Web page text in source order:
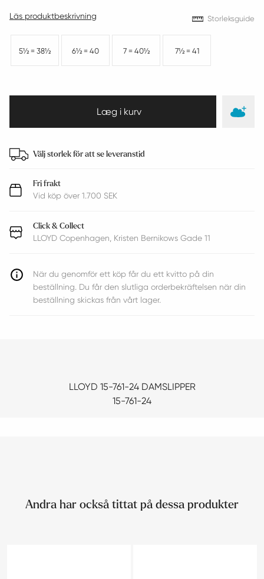
Läs produktbeskrivning Storleksguide
5½ = 38½ 6½ = 40 7 = 40½ 7½ = 41
Välj storlek för att se leveranstid
Fri frakt
Vid köp över 1.700 SEK
Click & Collect
LLOYD Copenhagen, Kristen Bernikows Gade 11
När du genomför ett köp får du ett kvitto på din
beställning. Du får den slutliga orderbekräftelsen när din
beställning skickas från vårt lager.
LLOYD 15-761-24 DAMSLIPPER
15-761-24
Andra har också tittat på dessa produkter